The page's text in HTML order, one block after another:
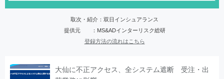
取次・紹介：双日インシュアランス
提供元 ：MS&ADインターリスク総研
登録方法の流れはこちら
大仙に不正アクセス、全システム遮断 受注・出